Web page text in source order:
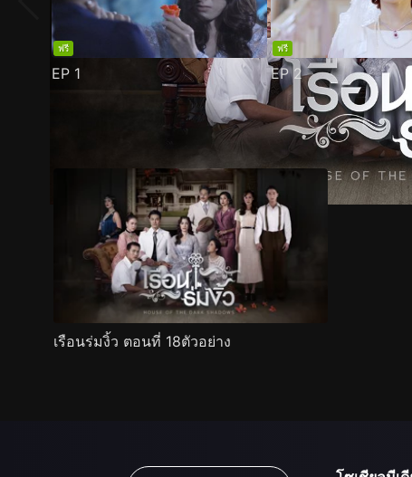
ฟรี
EP 1
ฟรี
EP2
เนื้อหาที่แนะนำ รายละเอียด
เรือนร่มงิ้ว ตอนที่ 18ตัวอย่าง